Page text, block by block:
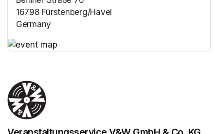
16798 Fürstenberg/Havel
Germany